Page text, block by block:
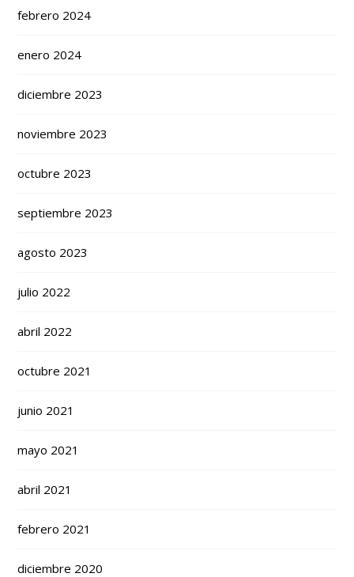
febrero 2024
enero 2024
diciembre 2023
noviembre 2023
octubre 2023
septiembre 2023
agosto 2023
julio 2022
abril 2022
octubre 2021
junio 2021
mayo 2021
abril 2021
febrero 2021
diciembre 2020